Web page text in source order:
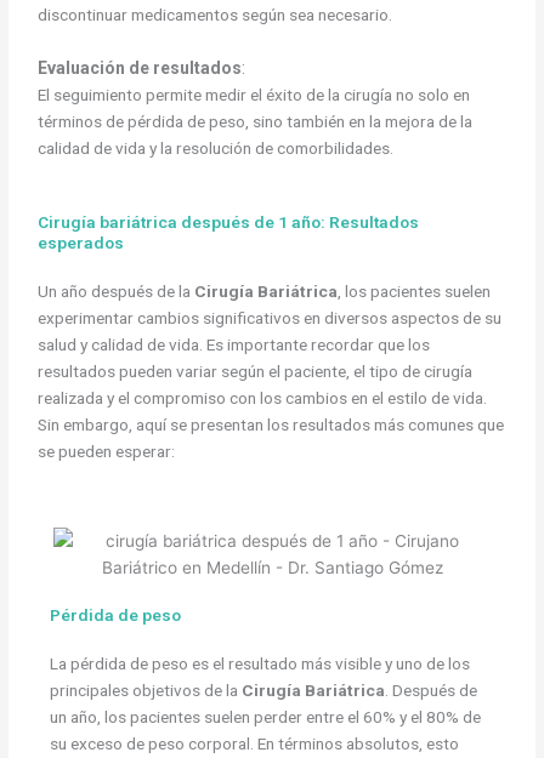
discontinuar medicamentos según sea necesario.
Evaluación de resultados:
El seguimiento permite medir el éxito de la cirugía no solo en
términos de pérdida de peso, sino también en la mejora de la
calidad de vida y la resolución de comorbilidades.
Cirugía bariátrica después de 1 año: Resultados
esperados
Un año después de la Cirugía Bariátrica , los pacientes suelen
experimentar cambios significativos en diversos aspectos de su
salud y calidad de vida. Es importante recordar que los
resultados pueden variar según el paciente, el tipo de cirugía
realizada y el compromiso con los cambios en el estilo de vida.
Sin embargo, aquí se presentan los resultados más comunes que
se pueden esperar:
Pérdida de peso
La pérdida de peso es el resultado más visible y uno de los
principales objetivos de la Cirugía Bariátrica . Después de
un año, los pacientes suelen perder entre el 60% y el 80% de
su exceso de peso corporal. En términos absolutos, esto